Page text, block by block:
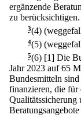
ergänzende
zu berücksichtigen.
3(4)
4(5)
5(6) [1] Die
Jahr 2023 auf 65
Bundesmitteln
finanzieren, die für
Qualitätssicherung